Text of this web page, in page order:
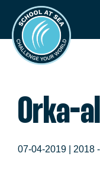
naar
inhoud
School
at
Sea
Orka-
07-04-2019 | 2018